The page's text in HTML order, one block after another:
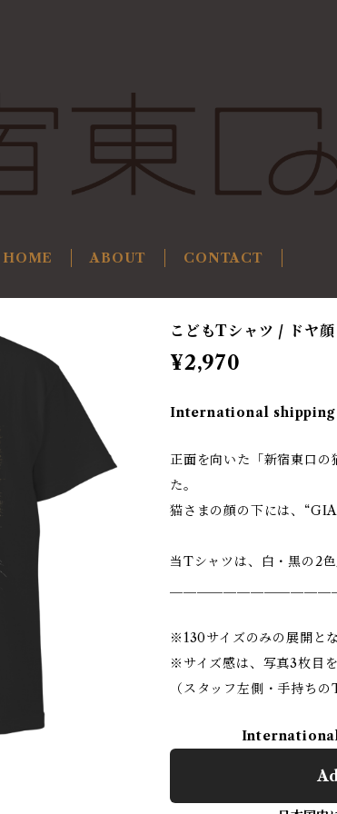
HOME ABOUT CONTACT
こどもTシャツ / ドヤ
¥2,970
International
正面を向いた「新宿東口
た。
猫さまの顔の下には、
当Tシャツは、白・黒の2
※130サイズのみの展開と
※サイズ感は、写真3枚目
（スタッフ左側・手持ち